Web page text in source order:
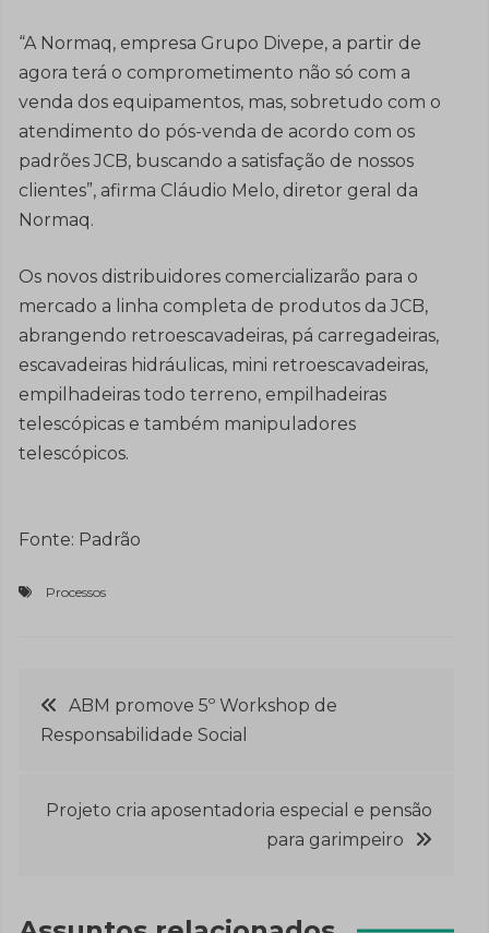
“A Normaq, empresa Grupo Divepe, a partir de
agora terá o comprometimento não só com a
venda dos equipamentos, mas, sobretudo com o
atendimento do pós-venda de acordo com os
padrões JCB, buscando a satisfação de nossos
clientes”, afirma Cláudio Melo, diretor geral da
Normaq.
Os novos distribuidores comercializarão para o
mercado a linha completa de produtos da JCB,
abrangendo retroescavadeiras, pá carregadeiras,
escavadeiras hidráulicas, mini retroescavadeiras,
empilhadeiras todo terreno, empilhadeiras
telescópicas e também manipuladores
telescópicos.
Fonte: Padrão
Processos
Navegação
de
Post
ABM promove 5º Workshop de
Responsabilidade Social
Projeto cria aposentadoria especial e pensão
para garimpeiro